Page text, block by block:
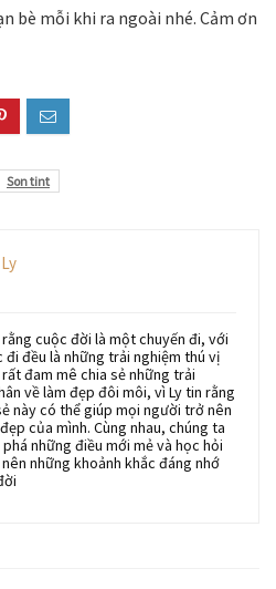
bè mỗi khi ra ngoài nhé. Cảm ơn
Son tint
cuộc đời là một chuyến đi, với
đi đều là những trải nghiệm thú vị
đam mê chia sẻ những trải
về làm đẹp đôi môi, vì Ly tin rằng
này có thể giúp mọi người trở nên
của mình. Cùng nhau, chúng ta
những điều mới mẻ và học hỏi
những khoảnh khắc đáng nhớ